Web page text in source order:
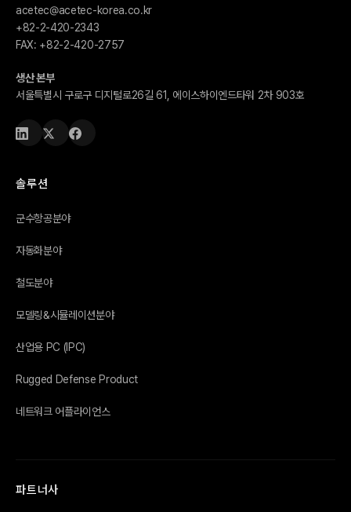
acetec@acetec-korea.co.kr
+82-2-420-2343
FAX: +82-2-420-2757
생산 본부
서울특별시 구로구 디지털로26길 61, 에이스하이엔드타워 2차 903호
솔루션
군수항공분야
자동화분야
철도분야
모델링&시뮬레이션분야
산업용 PC (IPC)
Rugged Defense Product
네트워크 어플라이언스
파트너사